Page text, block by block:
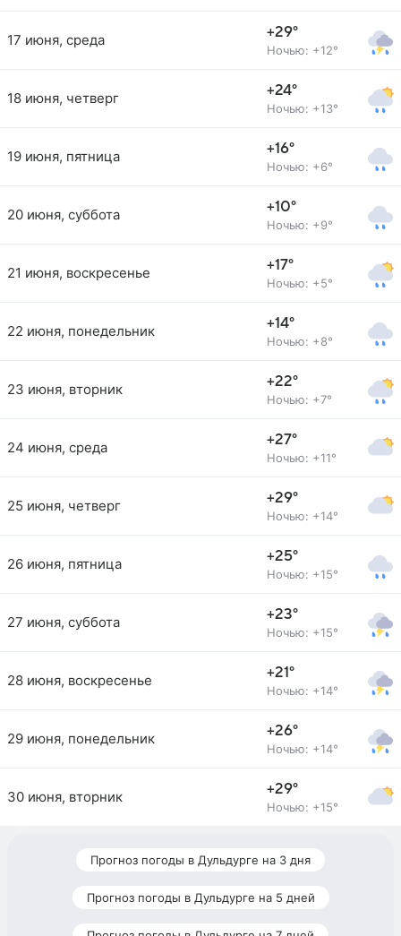
17 июня, среда +29°
Ночью: +12°
18 июня, четверг +24°
Ночью: +13°
19 июня, пятница +16°
Ночью: +6°
20 июня, суббота +10°
Ночью: +9°
21 июня, воскресенье +17°
Ночью: +5°
22 июня, понедельник +14°
Ночью: +8°
23 июня, вторник +22°
Ночью: +7°
24 июня, среда +27°
Ночью: +11°
25 июня, четверг +29°
Ночью: +14°
26 июня, пятница +25°
Ночью: +15°
27 июня, суббота +23°
Ночью: +15°
28 июня, воскресенье +21°
Ночью: +14°
29 июня, понедельник +26°
Ночью: +14°
30 июня, вторник +29°
Ночью: +15°
Прогноз погоды в Дульдурге на 3 дня
Прогноз погоды в Дульдурге на 5 дней